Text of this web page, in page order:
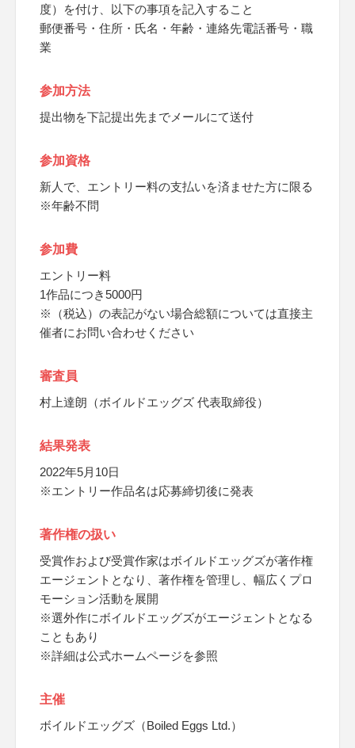
度）を付け、以下の事項を記入すること
郵便番号・住所・氏名・年齢・連絡先電話番号・職
業
参加方法
提出物を下記提出先までメールにて送付
参加資格
新人で、エントリー料の支払いを済ませた方に限る
※年齢不問
参加費
エントリー料
1作品につき5000円
※（税込）の表記がない場合総額については直接主
催者にお問い合わせください
審査員
村上達朗（ボイルドエッグズ 代表取締役）
結果発表
2022年5月10日
※エントリー作品名は応募締切後に発表
著作権の扱い
受賞作および受賞作家はボイルドエッグズが著作権
エージェントとなり、著作権を管理し、幅広くプロ
モーション活動を展開
※選外作にボイルドエッグズがエージェントとなる
こともあり
※詳細は公式ホームページを参照
主催
ボイルドエッグズ（Boiled Eggs Ltd.）